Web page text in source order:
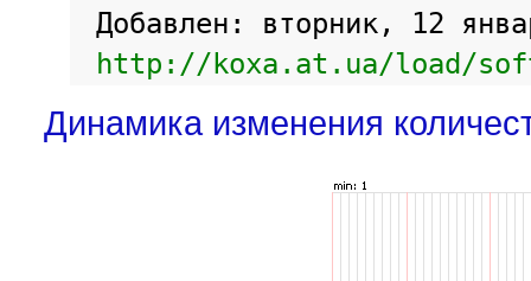
Добавлен: вторник, 12
http://koxa.at.ua/load/
Динамика изменения